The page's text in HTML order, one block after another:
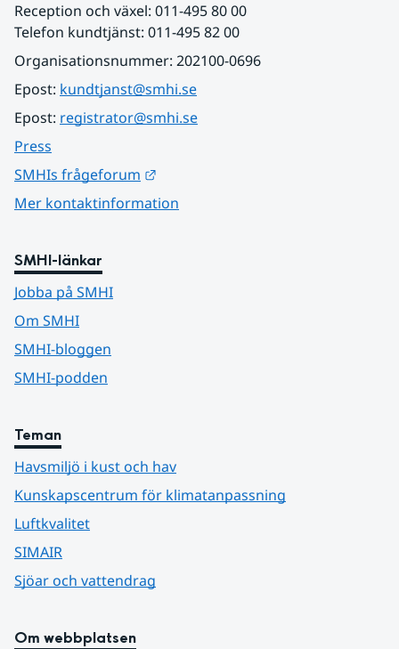
Reception och växel: 011-495 80 00
Telefon kundtjänst: 011-495 82 00
Organisationsnummer: 202100-0696
Epost: kundtjanst@smhi.se
Epost: registrator@smhi.se
Press
SMHIs frågeforum
Mer kontaktinformation
SMHI-länkar
Jobba på SMHI
Om SMHI
SMHI-bloggen
SMHI-podden
Teman
Havsmiljö i kust och hav
Kunskapscentrum för klimatanpassning
Luftkvalitet
SIMAIR
Sjöar och vattendrag
Om webbplatsen